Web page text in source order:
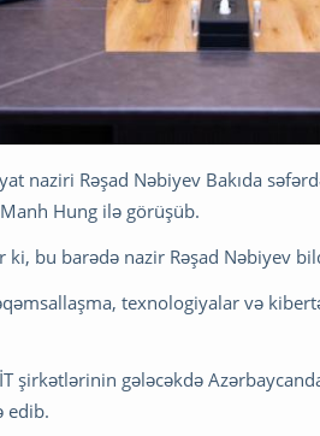
naziri Rəşad Nəbiyev Bakıda
Hung ilə görüşüb.
ki, bu barədə nazir Rəşad Nəbiyev
texnologiyalar və
şirkətlərinin gələcəkdə
edib.